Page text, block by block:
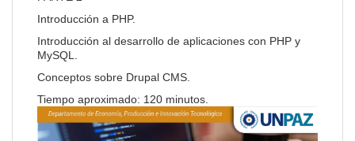
Introducción a PHP.
Introducción al desarrollo de aplicaciones con PHP y
MySQL.
Conceptos sobre Drupal CMS.
Tiempo aproximado: 120 minutos.